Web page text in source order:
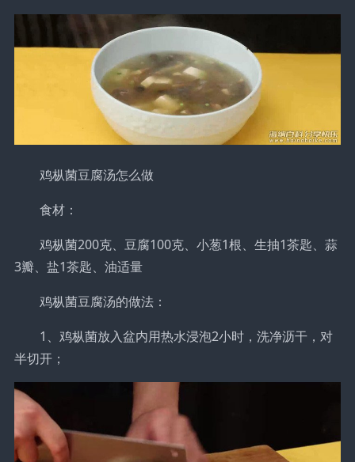
鸡枞菌豆腐汤怎么做
食材：
鸡枞菌200克、豆腐100克、小葱1根、生抽1茶匙、蒜
3瓣、盐1茶匙、油适量
鸡枞菌豆腐汤的做法：
1、鸡枞菌放入盆内用热水浸泡2小时，洗净沥干，对
半切开；